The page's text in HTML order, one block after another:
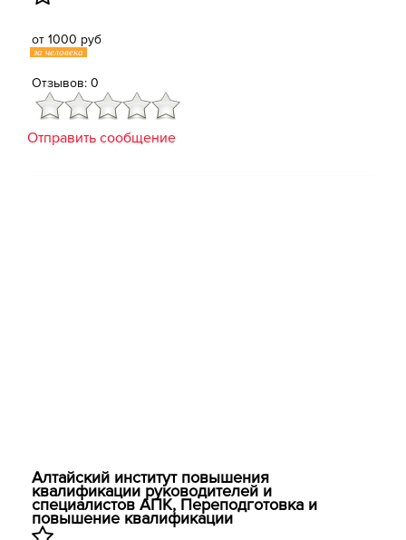
от 1000 руб
за человека
Отзывов: 0
Отправить сообщение
Алтайский институт повышения
квалификации руководителей и
специалистов АПК, Переподготовка и
повышение квалификации